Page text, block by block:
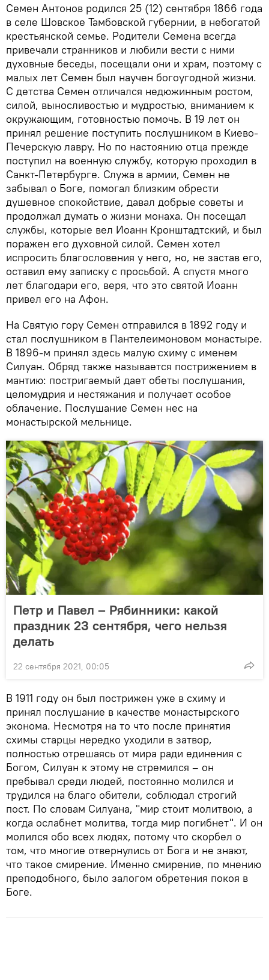
Семен Антонов родился 25 (12) сентября 1866 года
в селе Шовское Тамбовской губернии, в небогатой
крестьянской семье. Родители Семена всегда
привечали странников и любили вести с ними
духовные беседы, посещали они и храм, поэтому с
малых лет Семен был научен богоугодной жизни.
С детства Семен отличался недюжинным ростом,
силой, выносливостью и мудростью, вниманием к
окружающим, готовностью помочь. В 19 лет он
принял решение поступить послушником в Киево-
Печерскую лавру. Но по настоянию отца прежде
поступил на военную службу, которую проходил в
Санкт-Петербурге. Служа в армии, Семен не
забывал о Боге, помогал близким обрести
душевное спокойствие, давал добрые советы и
продолжал думать о жизни монаха. Он посещал
службы, которые вел Иоанн Кронштадтский, и был
поражен его духовной силой. Семен хотел
испросить благословения у него, но, не застав его,
оставил ему записку с просьбой. А спустя много
лет благодари его, веря, что это святой Иоанн
привел его на Афон.
На Святую гору Семен отправился в 1892 году и
стал послушником в Пантелеимоновом монастыре.
В 1896-м принял здесь малую схиму с именем
Силуан. Обряд также называется пострижением в
мантию: постригаемый дает обеты послушания,
целомудрия и нестяжания и получает особое
облачение. Послушание Семен нес на
монастырской мельнице.
Петр и Павел – Рябинники: какой
праздник 23 сентября, чего нельзя
делать
22 сентября 2021, 00:05
В 1911 году он был пострижен уже в схиму и
принял послушание в качестве монастырского
эконома. Несмотря на то что после принятия
схимы старцы нередко уходили в затвор,
полностью отрешаясь от мира ради единения с
Богом, Силуан к этому не стремился – он
пребывал среди людей, постоянно молился и
трудился на благо обители, соблюдал строгий
пост. По словам Силуана, "мир стоит молитвою, а
когда ослабнет молитва, тогда мир погибнет". И он
молился обо всех людях, потому что скорбел о
том, что многие отвернулись от Бога и не знают,
что такое смирение. Именно смирение, по мнению
преподобного, было залогом обретения покоя в
Боге.